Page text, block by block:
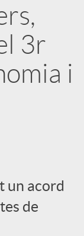
3r
i
un acord
de